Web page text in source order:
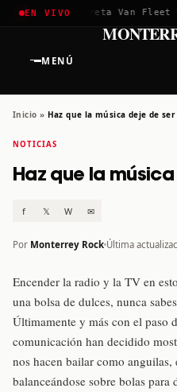
EN VIVO
2026✱Greta Van Fleet
MENÚ
Inicio » Haz que la música deje de
NOTICIAS
Haz que la
f 𝕏 W ✉
Por Monterrey Rock Última
Encender la radio y la TV en
una bolsa de dulces, nunca
Últimamente y más con el paso
comunicación han decidido
nos hacen bailar como
balanceándose sobre bolas